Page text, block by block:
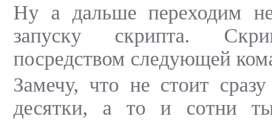
Ну а дальше переходим
запуску скрипта.
посредством следующей
Замечу, что не стоит
десятки, а то и сотни